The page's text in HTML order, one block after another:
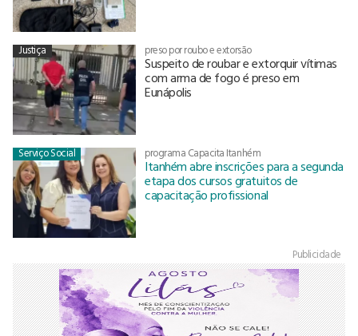
Justiça preso por roubo e extorsão
Suspeito de roubar e extorquir vítimas
com arma de fogo é preso em
Eunápolis
Serviço Social programa Capacita Itanhém
Itanhém abre inscrições para a segunda
etapa dos cursos gratuitos de
capacitação profissional
Publicidade